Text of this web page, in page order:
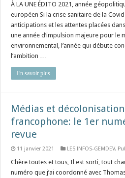
À LA UNE ÉDITO 2021, année
européen Si la crise sanitaire de la
anticipations et les attentes placées
une année d’impulsion majeure pour le
environnemental, l’année qui débute
l’ambition …
En savoir plus
Médias et
francophone: le 1er
revue
11 janvier 2021 LES INFOS-GEMDEV,
Chère toutes et tous, Il est sorti, tout
numéro que j’ai coordonné avec